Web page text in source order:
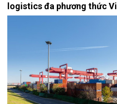
logistics đa phương thức